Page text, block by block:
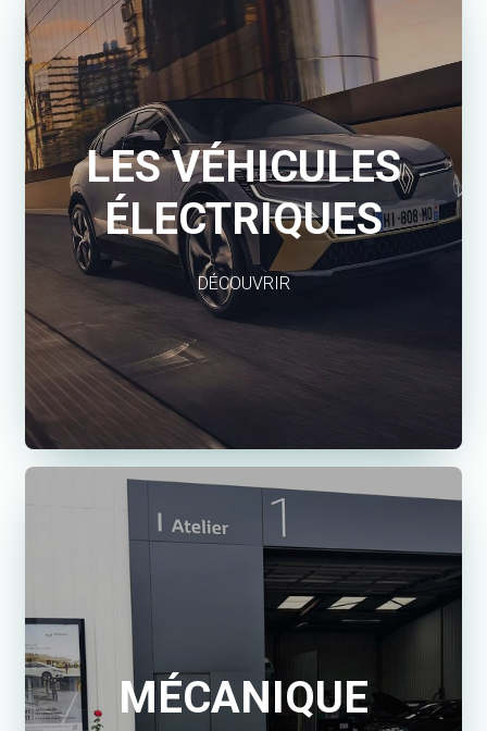
LES VÉHICULES
ÉLECTRIQUES
DÉCOUVRIR
MÉCANIQUE